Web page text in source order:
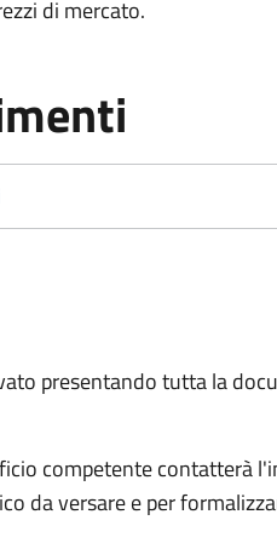
di mercato.
presentando tutta la
competente contatterà
da versare e per